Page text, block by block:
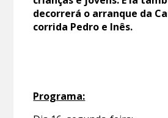
decorrerá o arranque da
corrida Pedro e Inês.
Programa: